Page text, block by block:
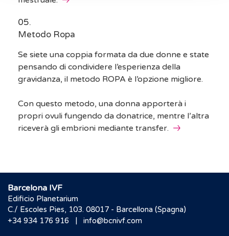
Metodo Ropa
Se siete una coppia formata da due donne e state
pensando di condividere l’esperienza della
gravidanza, il metodo ROPA è l’opzione migliore.
Con questo metodo, una donna apporterà i
propri ovuli fungendo da donatrice, mentre l’altra
riceverà gli embrioni mediante transfer.
Barcelona IVF
Edificio Planetarium
C./ Escoles Pies, 103. 08017 - Barcellona (Spagna)
+34 934 176 916
| info@bcnivf.com